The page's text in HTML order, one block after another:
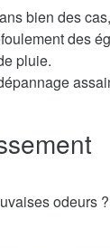
bien des
des
pluie.
odeurs